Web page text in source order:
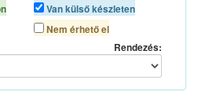
Van külső készleten
Nem érhető el
Rendezés: